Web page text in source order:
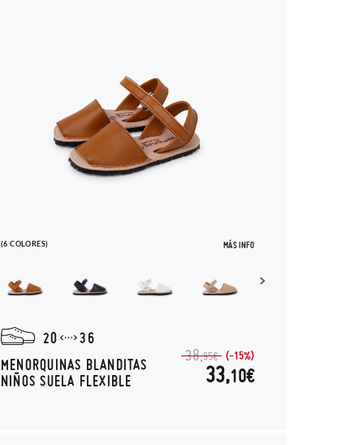
(6 COLORES) MÁS INFO
20
36
MENORQUINAS BLANDITAS
NIÑOS SUELA FLEXIBLE
38,95€ (-15%)
33,10€